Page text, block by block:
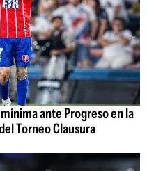
ante Progreso en la
Torneo Clausura